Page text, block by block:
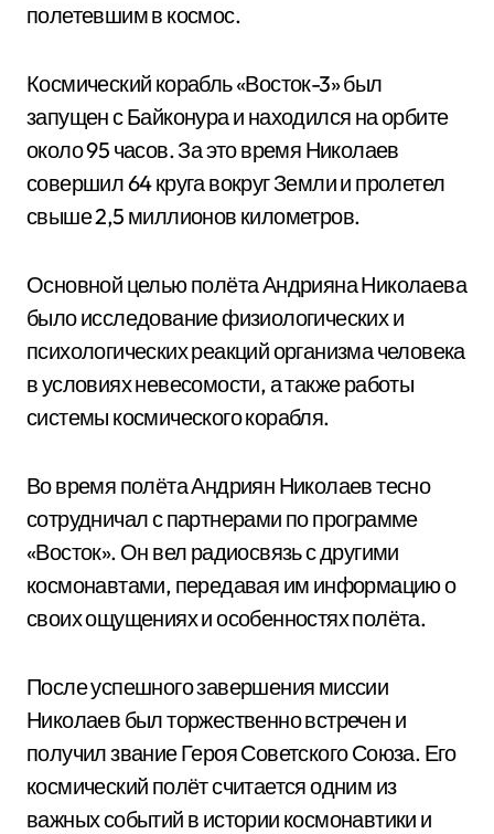
полетевшим в космос.
Космический корабль «Восток-3» был
запущен с Байконура и находился на орбите
около 95 часов. За это время Николаев
совершил 64 круга вокруг Земли и пролетел
свыше 2,5 миллионов километров.
Основной целью полёта Андрияна Николаева
было исследование физиологических и
психологических реакций организма человека
в условиях невесомости, а также работы
системы космического корабля.
Во время полёта Андриян Николаев тесно
сотрудничал с партнерами по программе
«Восток». Он вел радиосвязь с другими
космонавтами, передавая им информацию о
своих ощущениях и особенностях полёта.
После успешного завершения миссии
Николаев был торжественно встречен и
получил звание Героя Советского Союза. Его
космический полёт считается одним из
важных событий в истории космонавтики и